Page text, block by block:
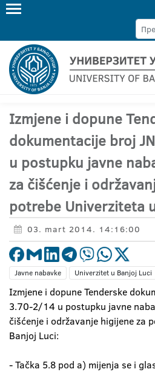
Izmjene i dopune
dokumentacije broj
u postupku javne
za čišćenje i
potrebe Univerziteta
03. mart 2014. 14:16:00
Javne nabavke Univerzitet u Banjoj Luci
Izmjene i dopune Tenderske
3.70-2/14 u postupku javne
čišćenje i održavanje higijene za
Banjoj Luci:
- Tačka 5.8 pod a) mijenja se i